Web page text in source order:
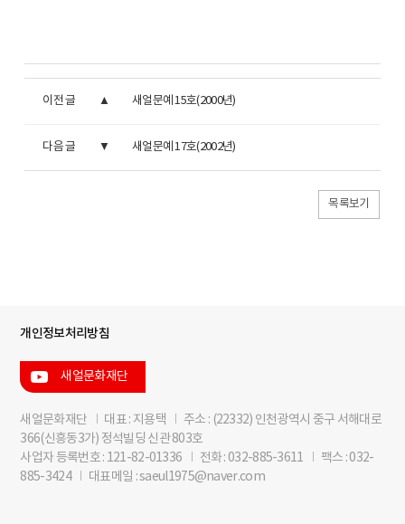
이전 글 새얼문예 15호(2000년)
다음 글 새얼문예 17호(2002년)
목록보기
개인정보처리방침
새얼문화재단
새얼문화재단 대표 : 지용택
주소 : (22332) 인천광역시 중구 서해대로
366(신흥동3가) 정석빌딩 신관 803호
사업자 등록번호 : 121-82-01336
전화 : 032-885-3611
팩스 : 032-
885-3424
대표메일 : saeul1975@naver.com